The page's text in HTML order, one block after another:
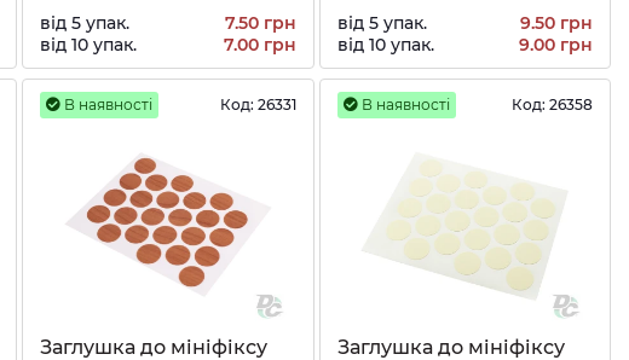
від 5 упак.
7.50 грн
від 10 упак.
7.00 грн
від 5 упак.
9.50 грн
від 10 упак.
9.00 грн
В наявності Код: 26331
Заглушка до мініфіксу
В наявності Код: 26358
Заглушка до мініфіксу